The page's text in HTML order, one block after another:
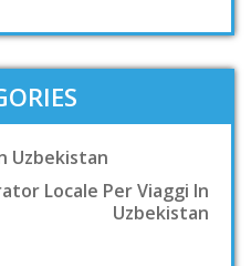
Uzbekistan
Locale Per Viaggi In
Uzbekistan